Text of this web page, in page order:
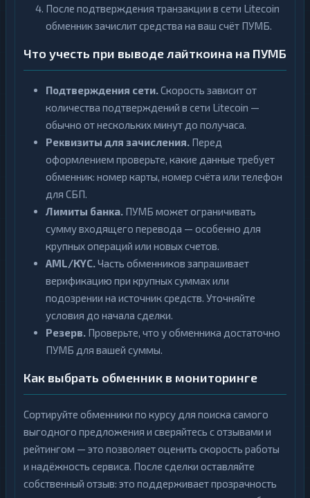
После подтверждения транзакции в сети Litecoin
обменник зачислит средства на ваш счёт ПУМБ.
Что учесть при выводе лайткоина на ПУМБ
Подтверждения сети.Скорость зависит от
количества подтверждений в сети Litecoin —
обычно от нескольких минут до получаса.
Реквизиты для зачисления. Перед
оформлением проверьте, какие данные требует
обменник: номер карты, номер счёта или телефон
для СБП.
Лимиты банка. ПУМБ может ограничивать
сумму входящего перевода — особенно для
крупных операций или новых счетов.
AML/KYC.Часть обменников запрашивает
верификацию при крупных суммах или
подозрении на источник средств. Уточняйте
условия до начала сделки.
Резерв. Проверьте, что у обменника достаточно
ПУМБ для вашей суммы.
Как выбрать обменник в мониторинге
Сортируйте обменники по курсу для поиска самого
выгодного предложения и сверяйтесь с отзывами и
рейтингом — это позволяет оценить скорость работы
и надёжность сервиса. После сделки оставляйте
собственный отзыв: это поддерживает прозрачность